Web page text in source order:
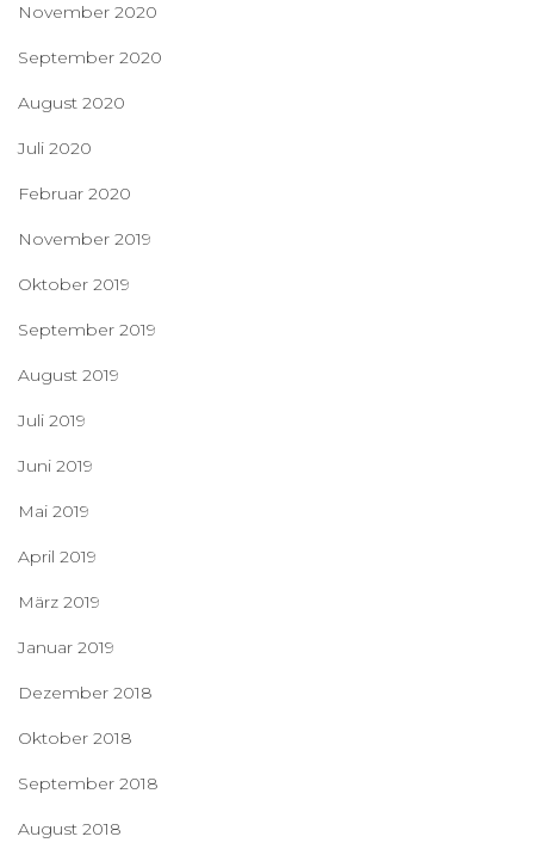
November 2020
September 2020
August 2020
Juli 2020
Februar 2020
November 2019
Oktober 2019
September 2019
August 2019
Juli 2019
Juni 2019
Mai 2019
April 2019
März 2019
Januar 2019
Dezember 2018
Oktober 2018
September 2018
August 2018